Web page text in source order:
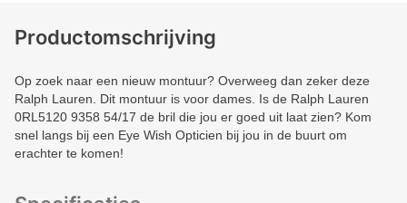
Productomschrijving
Op zoek naar een nieuw montuur? Overweeg dan zeker deze
Ralph Lauren. Dit montuur is voor dames. Is de Ralph Lauren
0RL5120 9358 54/17 de bril die jou er goed uit laat zien? Kom
snel langs bij een Eye Wish Opticien bij jou in de buurt om
erachter te komen!